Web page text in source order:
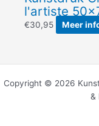
l'artiste
€30,95 Meer
Copyright © 2026
&